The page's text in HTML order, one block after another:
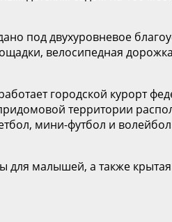
под двухуровневое
велосипедная
городской курорт
территории
мини-футбол и
для малышей, а также